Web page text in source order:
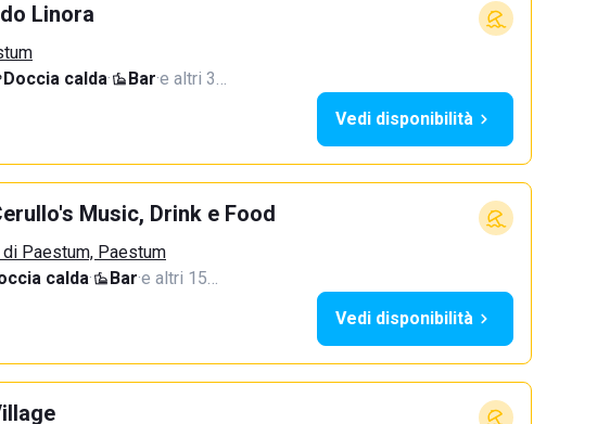
Linora
Doccia calda· Bar·e altri 3…
Vedi disponibilità
Music, Drink e Food
Paestum, Paestum
calda· Bar·e altri 15…
Vedi disponibilità